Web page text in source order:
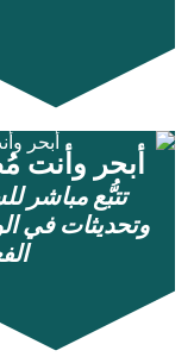
أبحر وأنت
تتبُّع مباشر
وتحديثات في